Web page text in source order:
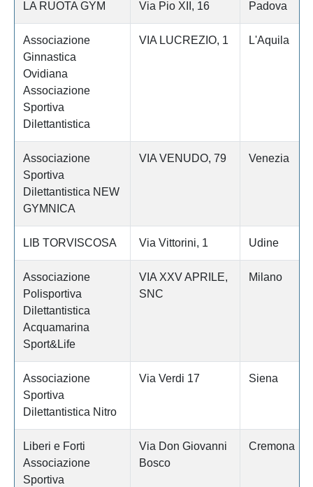
LA RUOTA GYM Via Pio XII, 16 Padova
Associazione
Ginnastica
Ovidiana
Associazione
Sportiva
Dilettantistica
VIA LUCREZIO, 1 L'Aquila
Associazione
Sportiva
Dilettantistica NEW
GYMNICA
VIA VENUDO, 79 Venezia
LIB TORVISCOSA Via Vittorini, 1 Udine
Associazione
Polisportiva
Dilettantistica
Acquamarina
Sport&Life
VIA XXV APRILE,
SNC
Milano
Associazione
Sportiva
Dilettantistica Nitro
Via Verdi 17 Siena
Liberi e Forti
Associazione
Sportiva
Via Don Giovanni
Bosco
Cremona